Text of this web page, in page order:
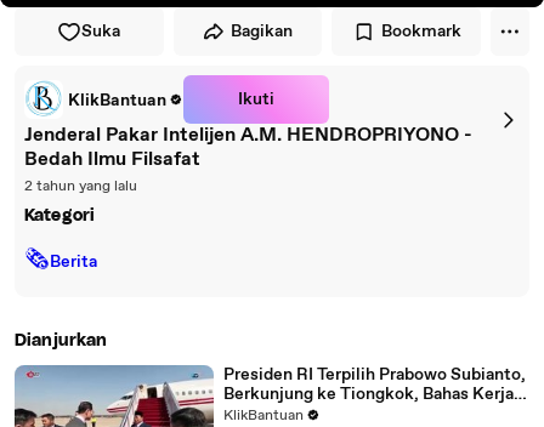
Suka Bagikan Bookmark
KlikBantuan Ikuti
Jenderal Pakar Intelijen A.M. HENDROPRIYONO -
Bedah Ilmu Filsafat
2 tahun yang lalu
Kategori
🗞Berita
Dianjurkan
Presiden RI Terpilih Prabowo Subianto,
Berkunjung ke Tiongkok, Bahas Kerja
Sama Pertahanan RI dan Tiongkok
KlikBantuan